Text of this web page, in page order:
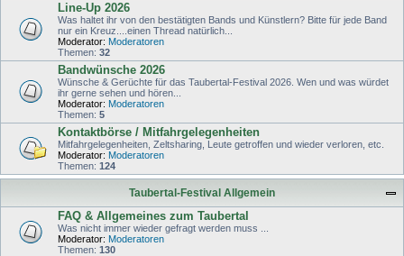
Line-Up 2026
Was haltet ihr von den bestätigten Bands und Künstlern? Bitte für jede Band
nur ein Kreuz....einen Thread natürlich...
Moderator: Moderatoren
Themen: 32
Bandwünsche 2026
Wünsche & Gerüchte für das Taubertal-Festival 2026. Wen und was würdet
ihr gerne sehen und hören...
Moderator: Moderatoren
Themen: 5
Kontaktbörse / Mitfahrgelegenheiten
Mitfahrgelegenheiten, Zeltsharing, Leute getroffen und wieder verloren, etc.
Moderator: Moderatoren
Themen: 124
Taubertal-Festival Allgemein
FAQ & Allgemeines zum Taubertal
Was nicht immer wieder gefragt werden muss ...
Moderator: Moderatoren
Themen: 130